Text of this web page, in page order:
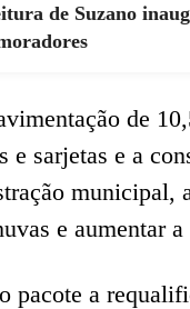
de Suzano
de
e sarjetas e a
municipal,
e aumentar
pacote a